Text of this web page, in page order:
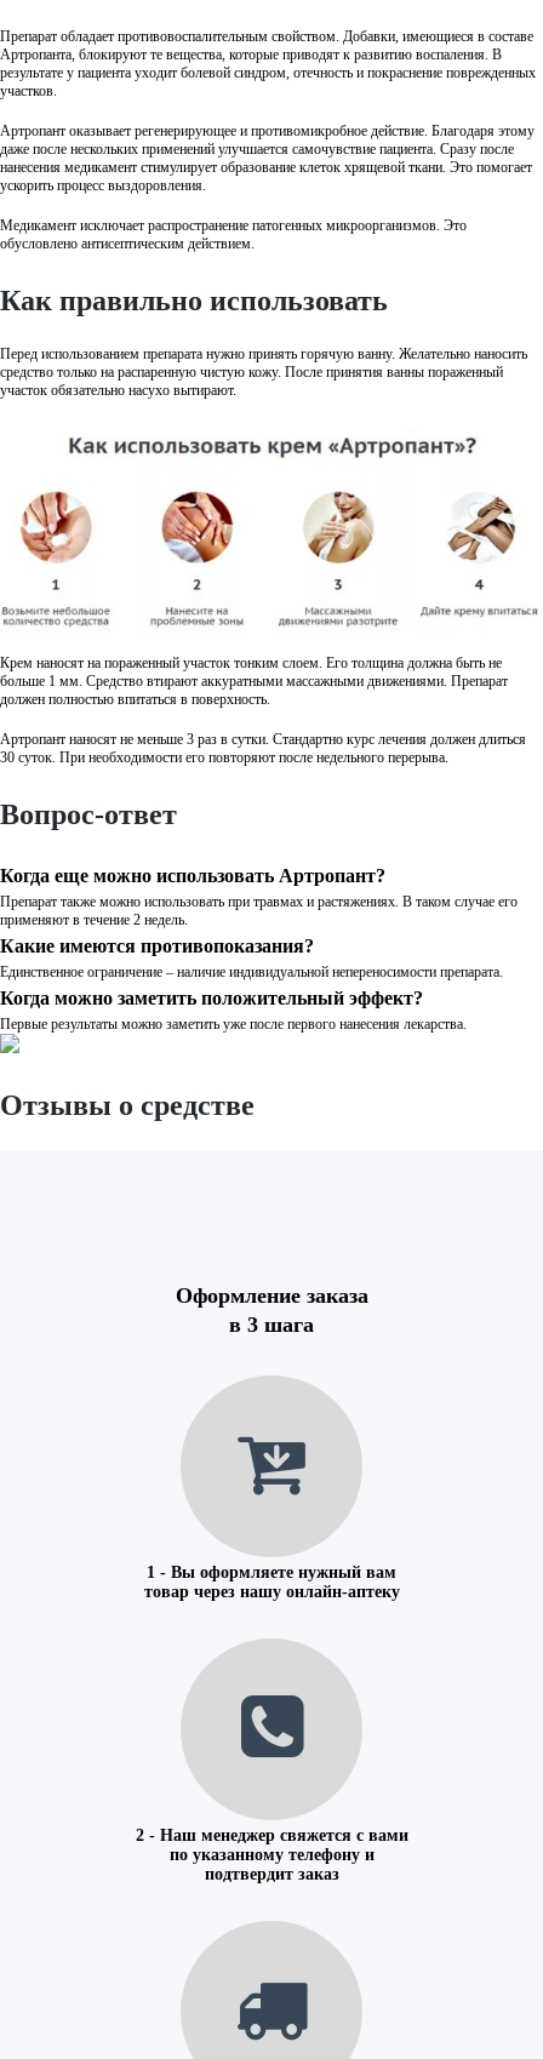
Препарат обладает противовоспалительным свойством. Добавки, имеющиеся в составе
Артропанта, блокируют те вещества, которые приводят к развитию воспаления. В
результате у пациента уходит болевой синдром, отечность и покраснение поврежденных
участков.
Артропант оказывает регенерирующее и противомикробное действие. Благодаря этому
даже после нескольких применений улучшается самочувствие пациента. Сразу после
нанесения медикамент стимулирует образование клеток хрящевой ткани. Это помогает
ускорить процесс выздоровления.
Медикамент исключает распространение патогенных микроорганизмов. Это
обусловлено антисептическим действием.
Как правильно использовать
Перед использованием препарата нужно принять горячую ванну. Желательно наносить
средство только на распаренную чистую кожу. После принятия ванны пораженный
участок обязательно насухо вытирают.
Крем наносят на пораженный участок тонким слоем. Его толщина должна быть не
больше 1 мм. Средство втирают аккуратными массажными движениями. Препарат
должен полностью впитаться в поверхность.
Артропант наносят не меньше 3 раз в сутки. Стандартно курс лечения должен длиться
30 суток. При необходимости его повторяют после недельного перерыва.
Вопрос-ответ
Когда еще можно использовать Артропант?
Препарат также можно использовать при травмах и растяжениях. В таком случае его
применяют в течение 2 недель.
Какие имеются противопоказания?
Единственное ограничение – наличие индивидуальной непереносимости препарата.
Когда можно заметить положительный эффект?
Первые результаты можно заметить уже после первого нанесения лекарства.
Отзывы о средстве
Оформление заказа
в 3 шага
1 - Вы оформляете нужный вам
товар через нашу онлайн-аптеку
2 - Наш менеджер свяжется с вами
по указанному телефону и
подтвердит заказ